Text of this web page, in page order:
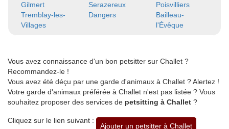
Gilmert
Serazereux
Poisvilliers
Tremblay-les-
Villages
Dangers
Bailleau-
l'Évêque
Vous avez connaissance d'un bon petsitter sur Challet ?
Recommandez-le !
Vous avez été déçu par une garde d'animaux à Challet ? Alertez !
Votre garde d'animaux préférée à Challet n'est pas listée ? Vous
souhaitez proposer des services de petsitting à Challet ?
Cliquez sur le lien suivant :
Ajouter un petsitter à Challet